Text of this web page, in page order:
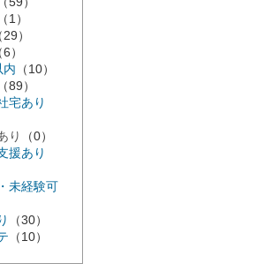
（1）
29）
6）
内 （10）
（89）
宅あり
り
（0）
援あり
未経験可
（30）
（10）